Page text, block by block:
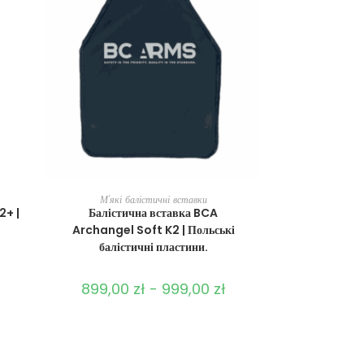
|
ВИБЕРІТЬ ОПЦІЇ
М'які балістичні вставки
Балістична вставка BCA
Archangel Soft K2 | Польські
балістичні пластини.
899,00 zł - 999,00 zł